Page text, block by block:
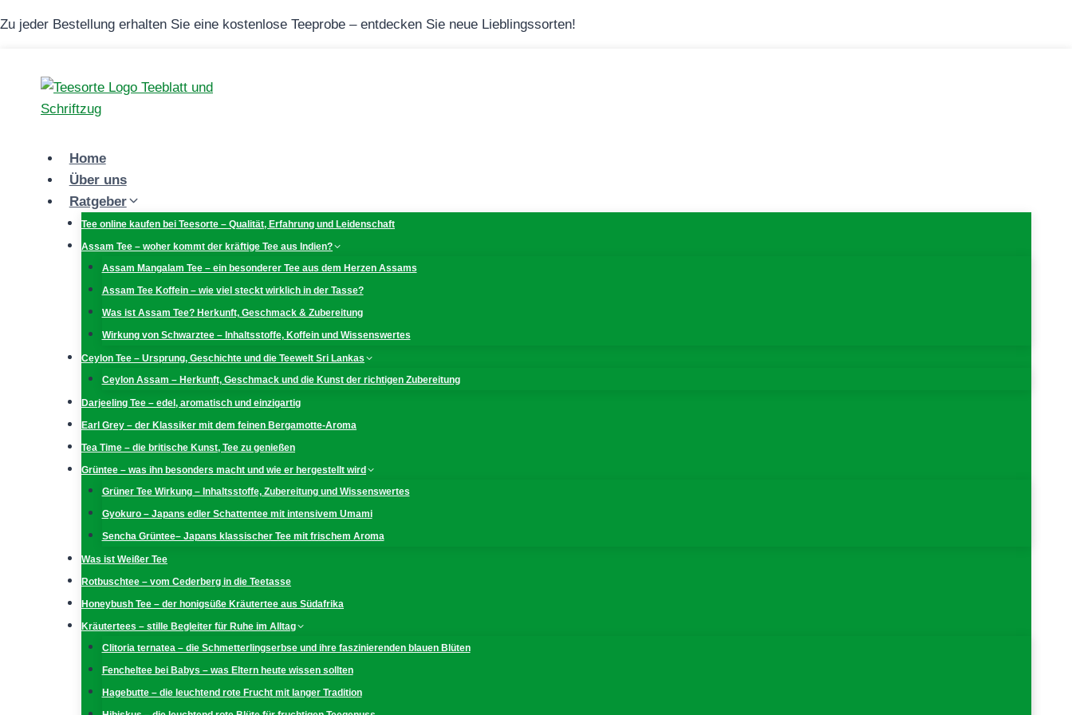
Inhalt
Zu jeder Bestellung erhalten Sie eine kostenlose Teeprobe – entdecken Sie neue Lieblingssorten!
Home
Über uns
Ratgeber
Tee online kaufen bei Teesorte – Qualität, Erfahrung und Leidenschaft
Assam Tee – woher kommt der kräftige Tee aus Indien?
Assam Mangalam Tee – ein besonderer Tee aus dem Herzen Assams
Assam Tee Koffein – wie viel steckt wirklich in der Tasse?
Was ist Assam Tee? Herkunft, Geschmack & Zubereitung
Wirkung von Schwarztee – Inhaltsstoffe, Koffein und Wissenswertes
Ceylon Tee – Ursprung, Geschichte und die Teewelt Sri Lankas
Ceylon Assam – Herkunft, Geschmack und die Kunst der richtigen Zubereitung
Darjeeling Tee – edel, aromatisch und einzigartig
Earl Grey – der Klassiker mit dem feinen Bergamotte-Aroma
Tea Time – die britische Kunst, Tee zu genießen
Grüntee – was ihn besonders macht und wie er hergestellt wird
Grüner Tee Wirkung – Inhaltsstoffe, Zubereitung und Wissenswertes
Gyokuro – Japans edler Schattentee mit intensivem Umami
Sencha Grüntee– Japans klassischer Tee mit frischem Aroma
Was ist Weißer Tee
Rotbuschtee – vom Cederberg in die Teetasse
Honeybush Tee – der honigsüße Kräutertee aus Südafrika
Kräutertees – stille Begleiter für Ruhe im Alltag
Clitoria ternatea – die Schmetterlingserbse und ihre faszinierenden blauen Blüten
Fencheltee bei Babys – was Eltern heute wissen sollten
Hagebutte – die leuchtend rote Frucht mit langer Tradition